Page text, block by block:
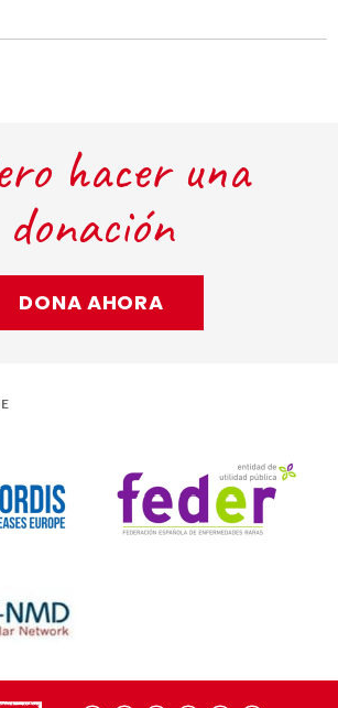
hacer una
donación
DONA AHORA